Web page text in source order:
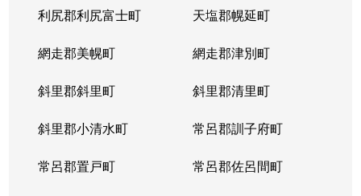
利尻郡利尻富士町 天塩郡幌延町
網走郡美幌町 網走郡津別町
斜里郡斜里町 斜里郡清里町
斜里郡小清水町 常呂郡訓子府町
常呂郡置戸町 常呂郡佐呂間町